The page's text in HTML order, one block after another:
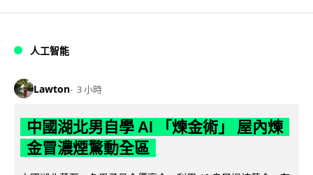
人工智能
Lawton 3 小時
中國湖北男自學 AI 「煉金術」 屋內煉
金冒濃煙驚動全區